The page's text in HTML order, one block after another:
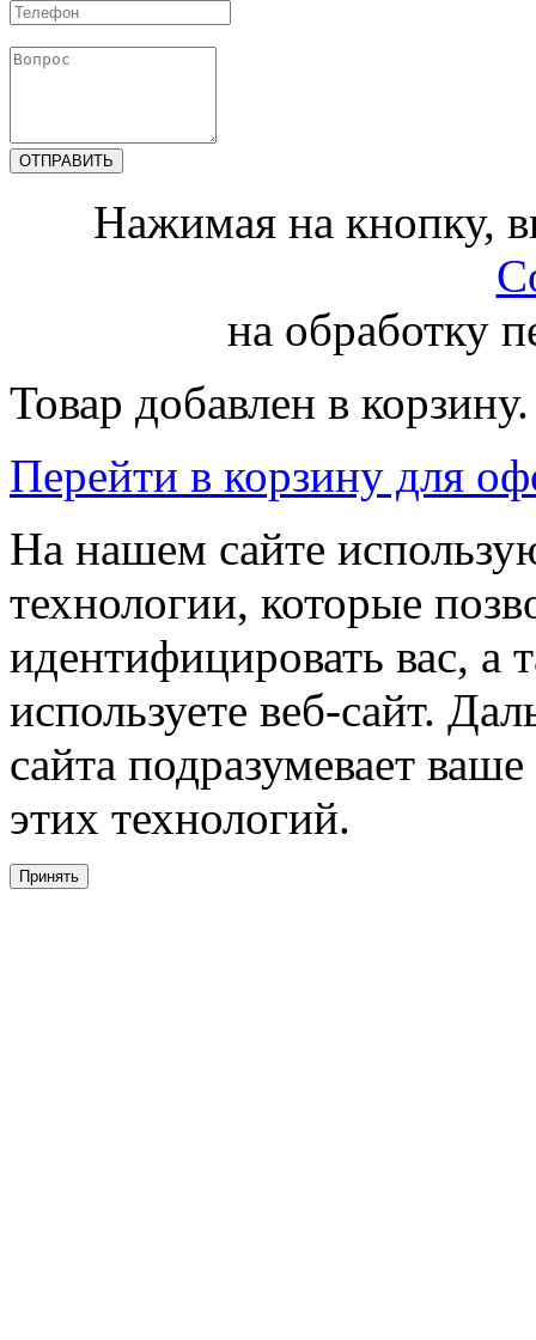
Нажимая на кнопку,
на обработку
Товар добавлен в корзину.
Перейти в корзину для
На нашем сайте
технологии, которые
идентифицировать вас, а
используете веб-сайт.
сайта подразумевает
этих технологий.
Принять